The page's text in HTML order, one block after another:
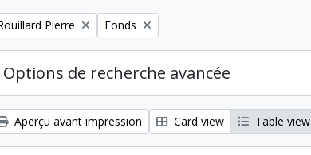
filter:
Pierre Remove filter:
Fonds
Options de recherche avancée
Aperçu avant impression Card view Table view